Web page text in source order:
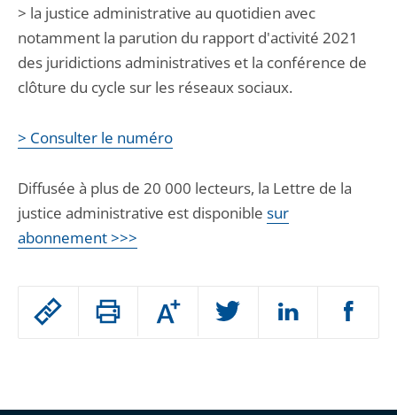
Passer
Augmenter
ou
> la justice administrative au quotidien avec
notamment la parution du rapport d'activité 2021
des juridictions administratives et la conférence de
clôture du cycle sur les réseaux sociaux.
> Consulter le numéro
Diffusée à plus de 20 000 lecteurs, la Lettre de la
justice administrative est disponible sur
abonnement >>>